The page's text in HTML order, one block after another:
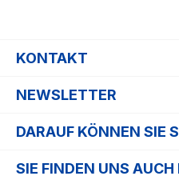
KONTAKT
NEWSLETTER
DARAUF KÖNNEN SIE
SIE FINDEN UNS AUCH